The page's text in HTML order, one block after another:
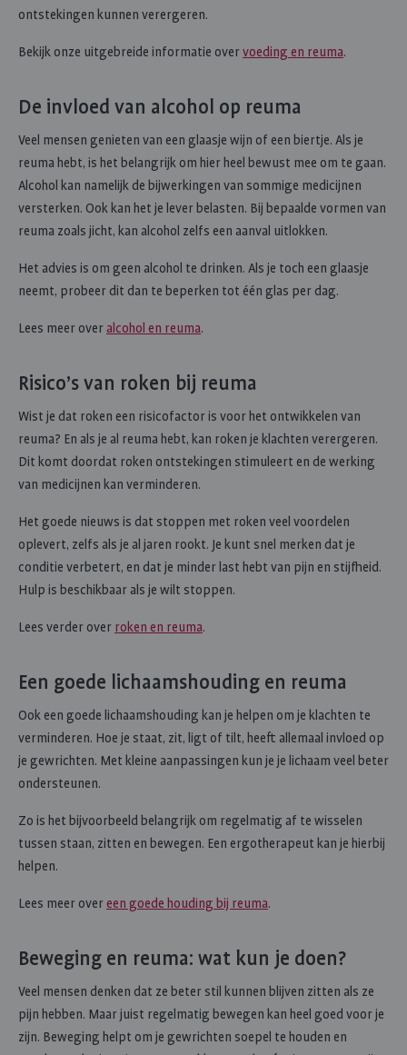
ontstekingen kunnen verergeren.
Bekijk onze uitgebreide informatie overvoeding en reuma.
De invloed van alcohol op reuma
Veel mensen genieten van een glaasje wijn of een biertje. Als je
reuma hebt, is het belangrijk om hier heel bewust mee om te gaan.
Alcohol kan namelijk de bijwerkingen van sommige medicijnen
versterken. Ook kan het je lever belasten. Bij bepaalde vormen van
reuma zoals jicht, kan alcohol zelfs een aanval uitlokken.
Het advies is om geen alcohol te drinken. Als je toch een glaasje
neemt, probeer dit dan te beperken tot één glas per dag.
Lees meer over alcohol en reuma.
Risico’s van roken bij reuma
Wist je dat roken een risicofactor is voor het ontwikkelen van
reuma? En als je al reuma hebt, kan roken je klachten verergeren.
Dit komt doordat roken ontstekingen stimuleert en de werking
van medicijnen kan verminderen.
Het goede nieuws is dat stoppen met roken veel voordelen
oplevert, zelfs als je al jaren rookt. Je kunt snel merken dat je
conditie verbetert, en dat je minder last hebt van pijn en stijfheid.
Hulp is beschikbaar als je wilt stoppen.
Lees verder over roken en reuma.
Een goede lichaamshouding en reuma
Ook een goede lichaamshouding kan je helpen om je klachten te
verminderen. Hoe je staat, zit, ligt of tilt, heeft allemaal invloed op
je gewrichten. Met kleine aanpassingen kun je je lichaam veel beter
ondersteunen.
Zo is het bijvoorbeeld belangrijk om regelmatig af te wisselen
tussen staan, zitten en bewegen. Een ergotherapeut kan je hierbij
helpen.
Lees meer overeen goede houding bij reuma.
Beweging en reuma: wat kun je doen?
Veel mensen denken dat ze beter stil kunnen blijven zitten als ze
pijn hebben. Maar juist regelmatig bewegen kan heel goed voor je
zijn. Beweging helpt om je gewrichten soepel te houden en